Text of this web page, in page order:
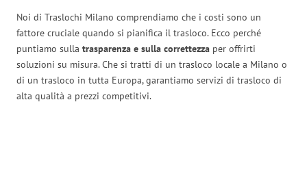
Noi di Traslochi Milano comprendiamo che i costi sono un
fattore cruciale quando si pianifica il trasloco. Ecco perché
puntiamo sulla trasparenza e sulla correttezza per offrirti
soluzioni su misura. Che si tratti di un trasloco locale a Milano o
di un trasloco in tutta Europa, garantiamo servizi di trasloco di
alta qualità a prezzi competitivi.